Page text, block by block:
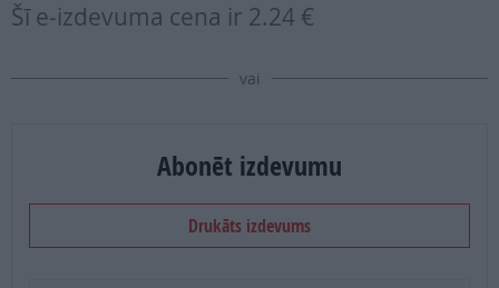
Šī e-izdevuma cena ir 2.24 €
vai
Abonēt izdevumu
Drukāts izdevums